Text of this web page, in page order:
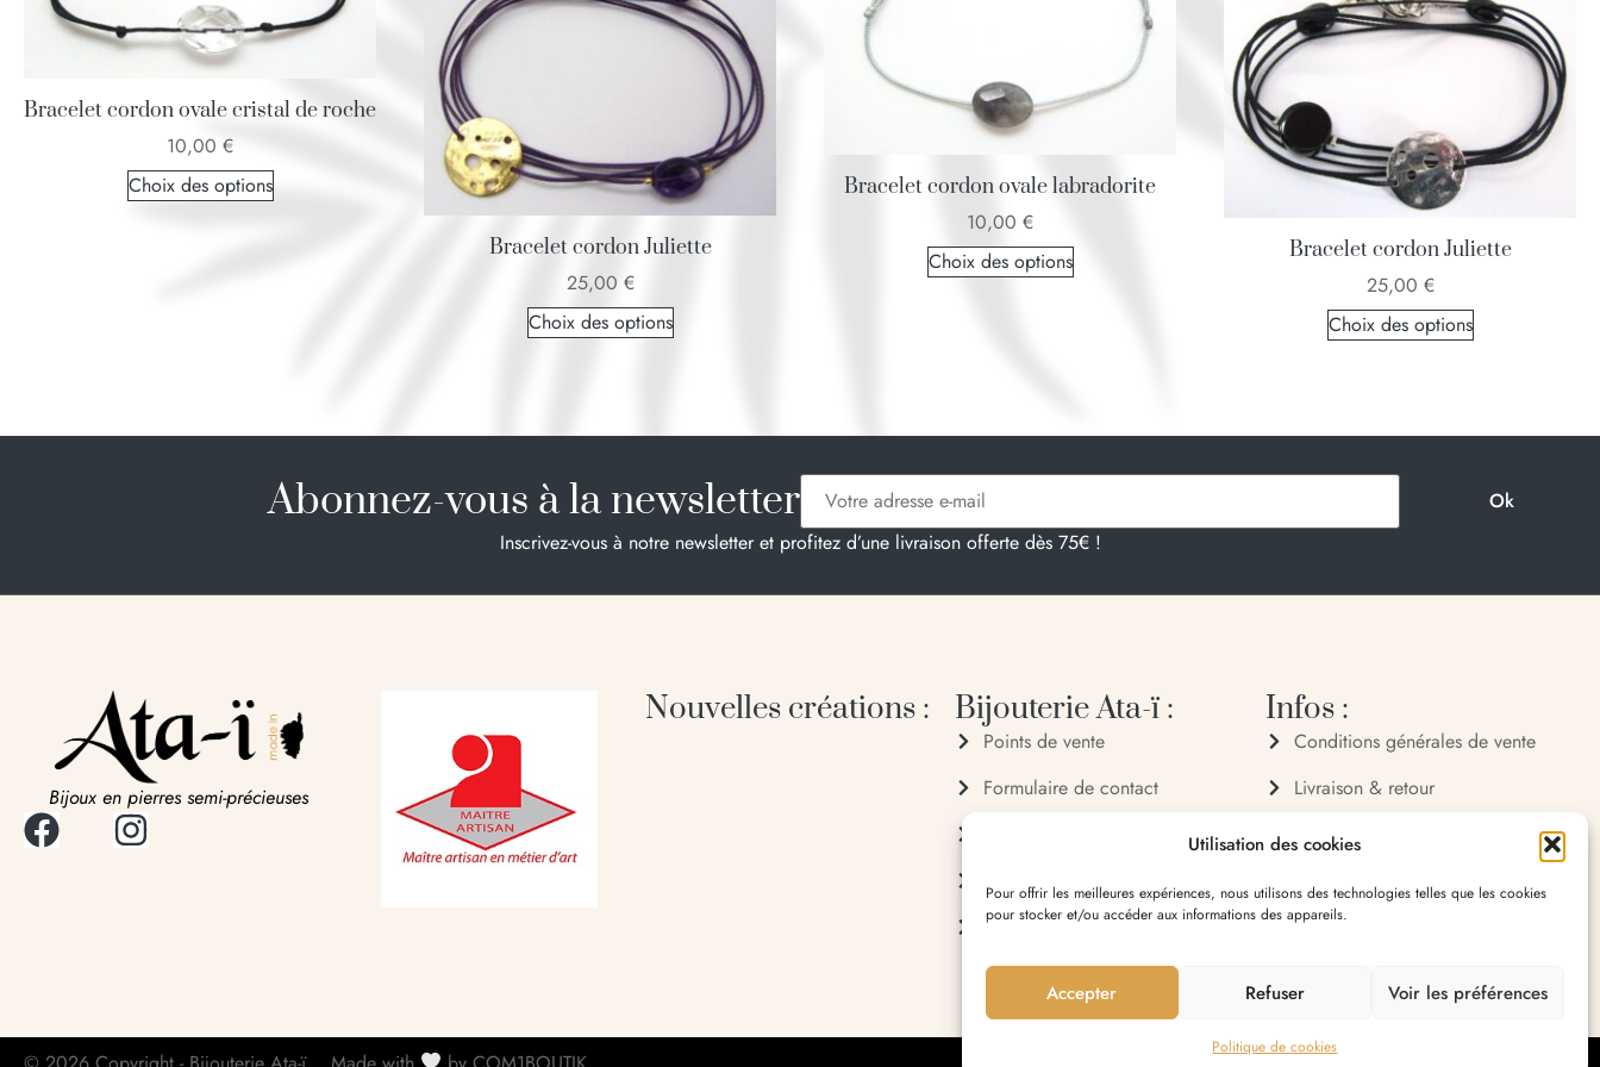
Utilisation des cookies
Pour offrir les meilleures expériences, nous utilisons des technologies telles que les cookies
pour stocker et/ou accéder aux informations des appareils.
Accepter Refuser Voir les préférences
Politique de cookies
Bracelet cordon ovale cristal de roche
10,00 €
Choix des options
Bracelet cordon Juliette
25,00 €
Choix des options
Bracelet cordon ovale labradorite
10,00 €
Choix des options
Bracelet cordon Juliette
25,00 €
Choix des options
Abonnez-vous à la newsletter
Inscrivez-vous à notre newsletter et profitez d’une livraison offerte dès 75€ !
Bijoux en pierres semi-précieuses
Nouvelles créations : Bijouterie Ata-ï :
Points de vente
Formulaire de contact
06 20 88 32 65
Entrée du village 20119 Bastelica
Infos :
Conditions générales de vente
Livraison & retour
Politique de confidentialité
Mentions légales